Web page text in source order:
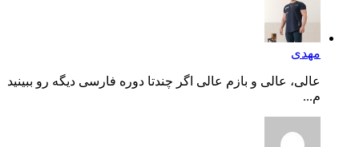
مهدی
عالی، عالی و بازم عالی اگر چندتا دوره فارسی دیگه رو ببینید
م...